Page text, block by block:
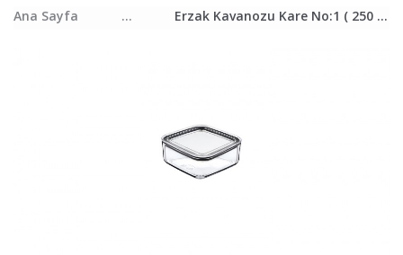
Ana Sayfa ... Erzak Kavanozu Kare No:1 ( 250 ml)